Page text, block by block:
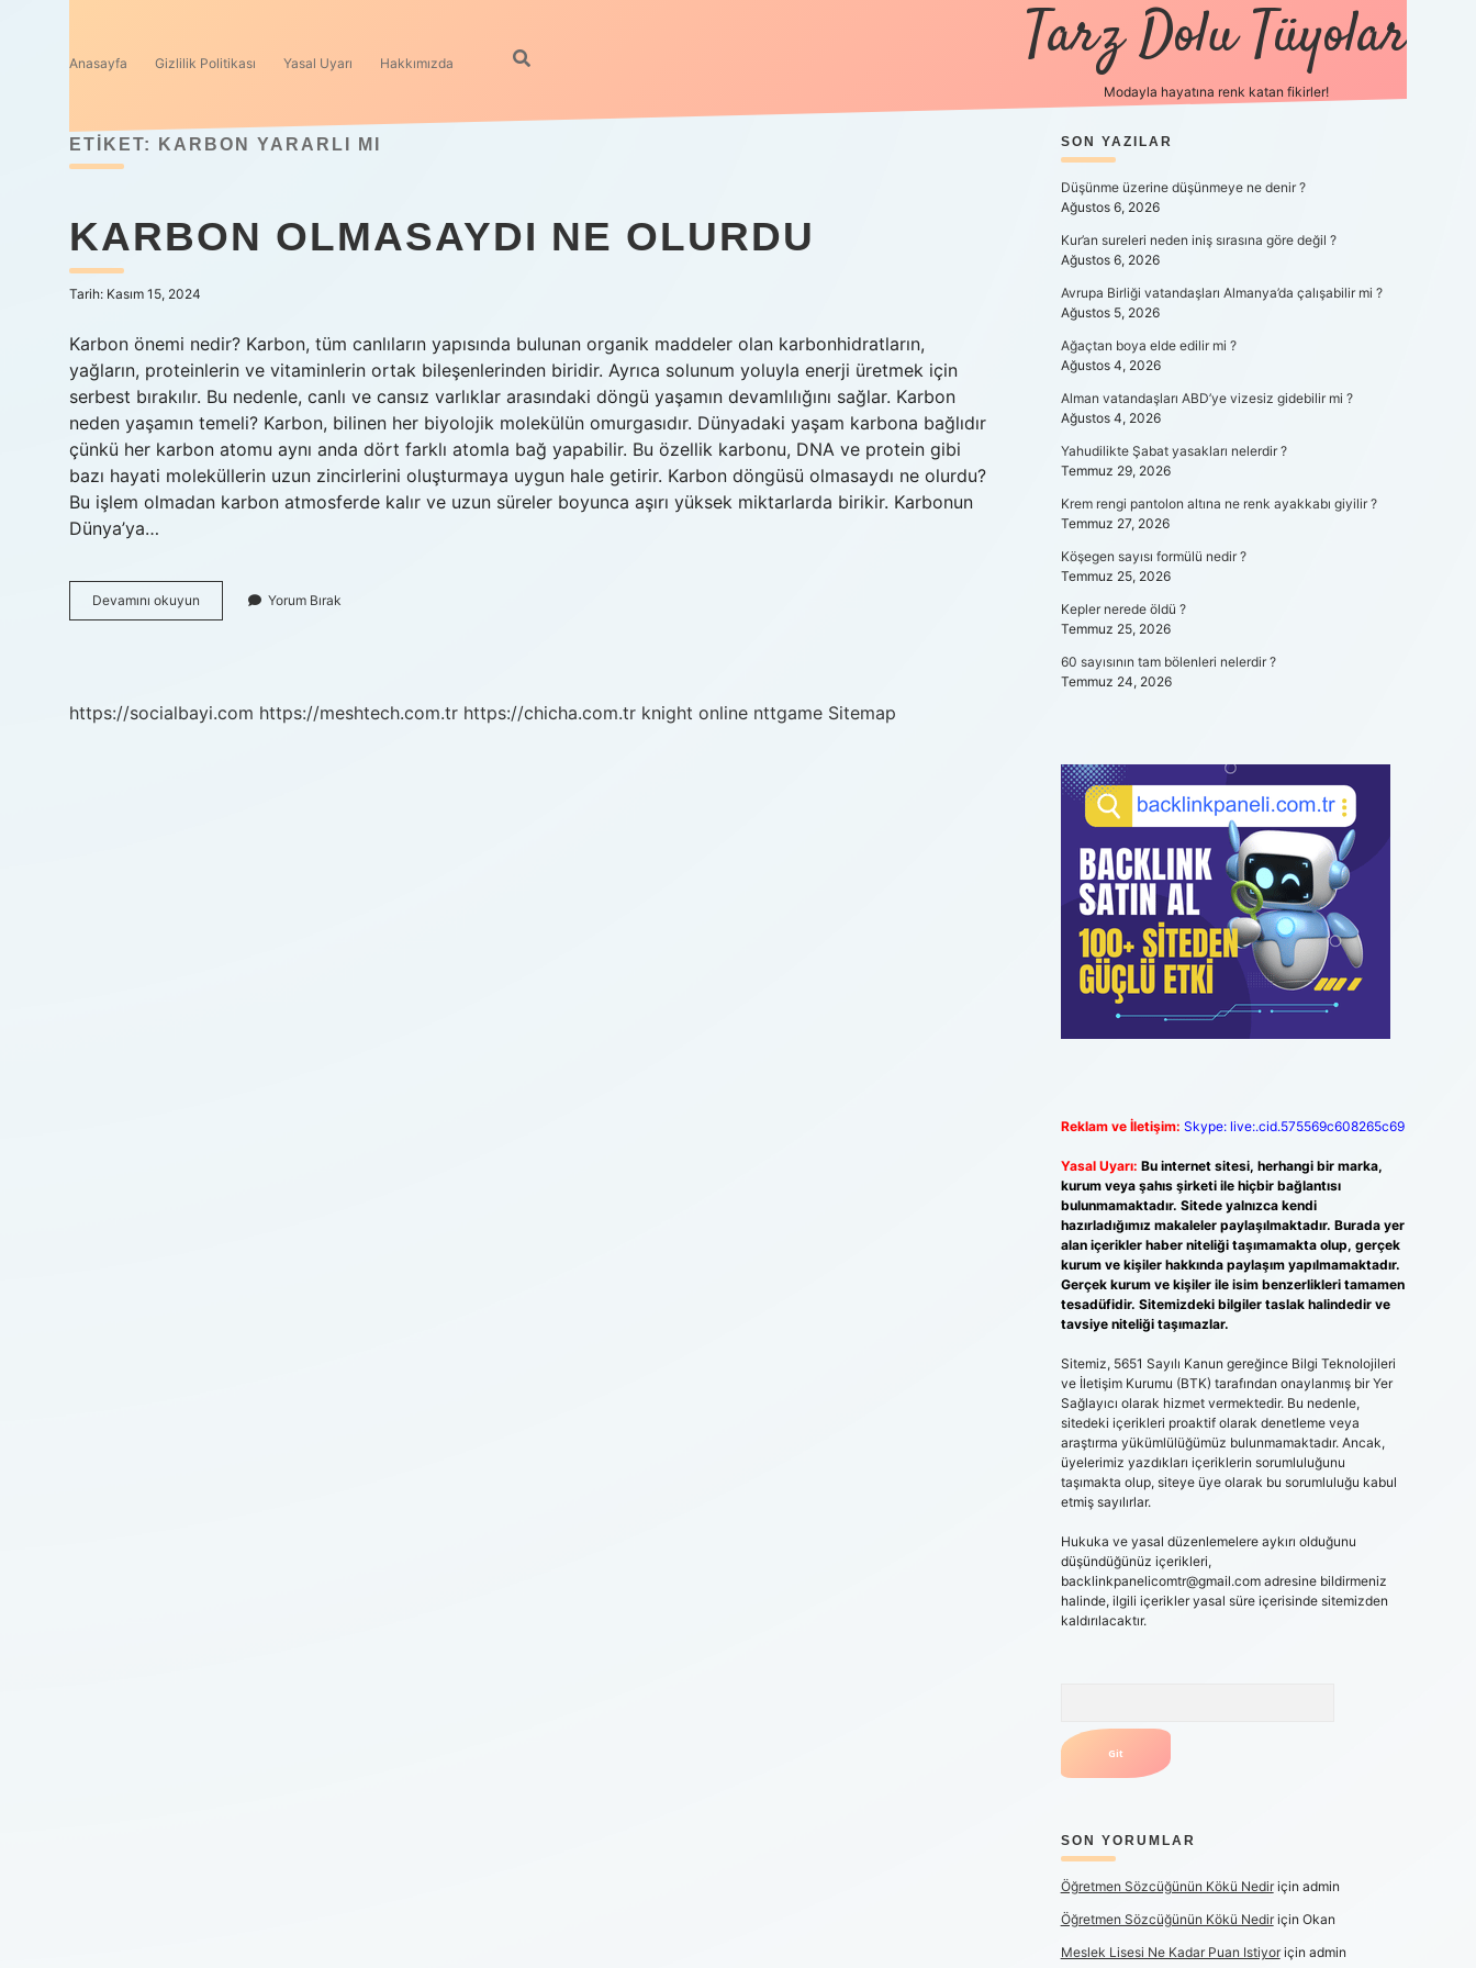
Anasayfa Gizlilik Politikası Yasal Uyarı Hakkımızda Tarz Dolu Tüyolar
Modayla hayatına renk katan fikirler!
ETIKET: KARBON YARARLI MI
KARBON OLMASAYDI NE OLURDU
Tarih: Kasım 15, 2024
Karbon önemi nedir? Karbon, tüm canlıların yapısında bulunan organik maddeler olan karbonhidratların,
yağların, proteinlerin ve vitaminlerin ortak bileşenlerinden biridir. Ayrıca solunum yoluyla enerji üretmek için
serbest bırakılır. Bu nedenle, canlı ve cansız varlıklar arasındaki döngü yaşamın devamlılığını sağlar. Karbon
neden yaşamın temeli? Karbon, bilinen her biyolojik molekülün omurgasıdır. Dünyadaki yaşam karbona bağlıdır
çünkü her karbon atomu aynı anda dört farklı atomla bağ yapabilir. Bu özellik karbonu, DNA ve protein gibi
bazı hayati moleküllerin uzun zincirlerini oluşturmaya uygun hale getirir. Karbon döngüsü olmasaydı ne olurdu?
Bu işlem olmadan karbon atmosferde kalır ve uzun süreler boyunca aşırı yüksek miktarlarda birikir. Karbonun
Dünya’ya…
Devamını okuyun
Olmasaydı
Yorum Bırak
https://socialbayi.com https://meshtech.com.tr https://chicha.com.tr knight online nttgame Sitemap
SIDEBAR
SON YAZILAR
Düşünme üzerine düşünmeye ne denir ?
Ağustos 6, 2026
Kur’an sureleri neden iniş sırasına göre değil ?
Ağustos 6, 2026
Avrupa Birliği vatandaşları Almanya’da çalışabilir mi ?
Ağustos 5, 2026
Ağaçtan boya elde edilir mi ?
Ağustos 4, 2026
Alman vatandaşları ABD’ye vizesiz gidebilir mi ?
Ağustos 4, 2026
Yahudilikte Şabat yasakları nelerdir ?
Temmuz 29, 2026
Krem rengi pantolon altına ne renk ayakkabı giyilir ?
Temmuz 27, 2026
Köşegen sayısı formülü nedir ?
Temmuz 25, 2026
Kepler nerede öldü ?
Temmuz 25, 2026
60 sayısının tam bölenleri nelerdir ?
Temmuz 24, 2026
Reklam ve İletişim: Skype: live:.cid.575569c608265c69
Yasal Uyarı: Bu internet sitesi, herhangi bir marka,
kurum veya şahıs şirketi ile hiçbir bağlantısı
bulunmamaktadır. Sitede yalnızca kendi
hazırladığımız makaleler paylaşılmaktadır. Burada yer
alan içerikler haber niteliği taşımamakta olup, gerçek
kurum ve kişiler hakkında paylaşım yapılmamaktadır.
Gerçek kurum ve kişiler ile isim benzerlikleri tamamen
tesadüfidir. Sitemizdeki bilgiler taslak halindedir ve
tavsiye niteliği taşımazlar.
Sitemiz, 5651 Sayılı Kanun gereğince Bilgi Teknolojileri
ve İletişim Kurumu (BTK) tarafından onaylanmış bir Yer
Sağlayıcı olarak hizmet vermektedir. Bu nedenle,
sitedeki içerikleri proaktif olarak denetleme veya
araştırma yükümlülüğümüz bulunmamaktadır. Ancak,
üyelerimiz yazdıkları içeriklerin sorumluluğunu
taşımakta olup, siteye üye olarak bu sorumluluğu kabul
etmiş sayılırlar.
Hukuka ve yasal düzenlemelere aykırı olduğunu
düşündüğünüz içerikleri,
backlinkpanelicomtr@gmail.comadresine bildirmeniz
halinde, ilgili içerikler yasal süre içerisinde sitemizden
kaldırılacaktır.
SON YORUMLAR
Öğretmen Sözcüğünün Kökü Nediriçin admin
Öğretmen Sözcüğünün Kökü Nediriçin Okan
Meslek Lisesi Ne Kadar Puan Istiyoriçin admin